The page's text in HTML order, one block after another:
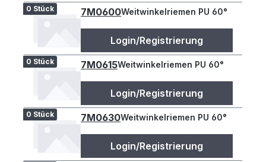
0 Stück 7M0600Weitwinkelriemen PU 60°
Login/Registrierung
0 Stück 7M0615Weitwinkelriemen PU 60°
Login/Registrierung
0 Stück 7M0630Weitwinkelriemen PU 60°
Login/Registrierung